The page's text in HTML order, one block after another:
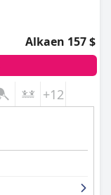
Alkaen 157 $
+12